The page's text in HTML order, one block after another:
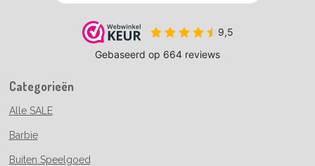
Categorieën
Alle SALE
Barbie
Buiten Speelgoed